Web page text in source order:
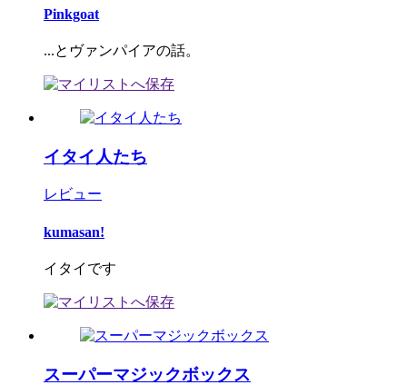
Pinkgoat
...とヴァンパイアの話。
イタイ人たち
レビュー
kumasan!
イタイです
スーパーマジックボックス